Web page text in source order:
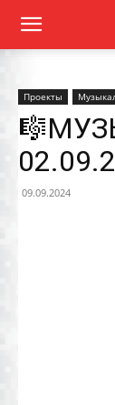
Проекты
09.09.2024